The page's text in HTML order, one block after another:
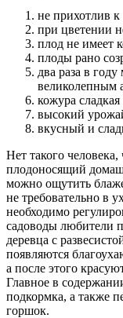
не прихотлив
при цветении
плод не имеет
плоды рано
два раза в
великолепным
кожура
высокий
вкусный и
Нет такого
плодоносящий
можно ощутить
не требовательно в
необходимо
садоводы любители
деревца с
появляются
а после этого
Главное в
подкормка, а также
горшок.